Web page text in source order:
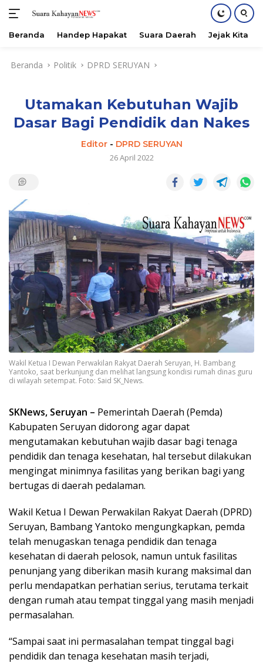
Beranda Handep Hapakat Suara Daerah Jejak Kita
Beranda Politik DPRD SERUYAN
Utamakan Kebutuhan Wajib
Dasar Bagi Pendidik dan Nakes
Editor- DPRD SERUYAN
26 April 2022
Wakil Ketua I Dewan Perwakilan Rakyat Daerah Seruyan, H. Bambang
Yantoko, saat berkunjung dan melihat langsung kondisi rumah dinas guru
di wilayah setempat. Foto: Said SK_News.
SKNews, Seruyan – Pemerintah Daerah (Pemda)
Kabupaten Seruyan didorong agar dapat
mengutamakan kebutuhan wajib dasar bagi tenaga
pendidik dan tenaga kesehatan, hal tersebut dilakukan
mengingat minimnya fasilitas yang berikan bagi yang
bertugas di daerah pedalaman.
Wakil Ketua I Dewan Perwakilan Rakyat Daerah (DPRD)
Seruyan, Bambang Yantoko mengungkapkan, pemda
telah menugaskan tenaga pendidik dan tenaga
kesehatan di daerah pelosok, namun untuk fasilitas
penunjang yang diberikan masih kurang maksimal dan
perlu mendapatkan perhatian serius, terutama terkait
dengan rumah atau tempat tinggal yang masih menjadi
permasalahan.
“Sampai saat ini permasalahan tempat tinggal bagi
pendidik dan tenaga kesehatan masih terjadi,